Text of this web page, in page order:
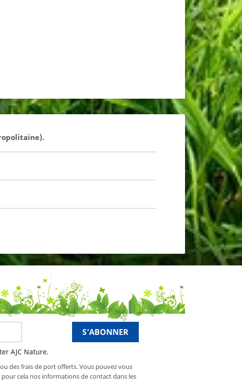
AJC Nature.
des frais de port offerts. Vous pouvez vous
cela nos informations de contact dans les